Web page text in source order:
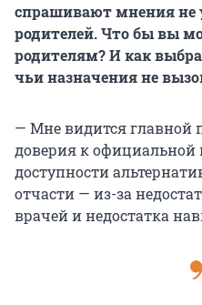
спрашивают мнения не
родителей. Что бы вы
родителям? И как
чьи назначения не
— Мне видится главной
доверия к официальной
доступности
отчасти — из-за
врачей и недостатка